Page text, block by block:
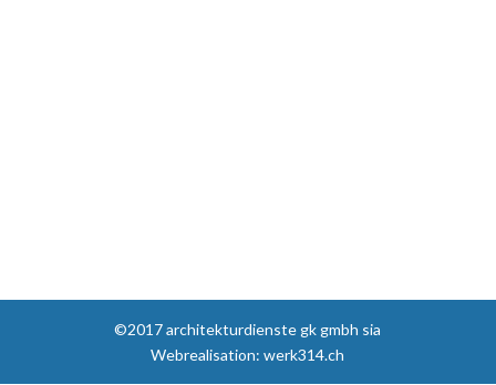
©2017 architekturdienste gk gmbh sia
Webrealisation: werk314.ch